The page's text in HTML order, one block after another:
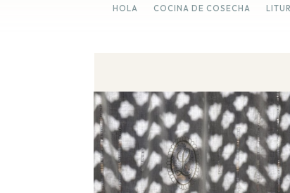
HOLA COCINA DE COSECHA